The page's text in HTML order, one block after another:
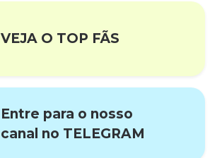
VEJA O TOP FÃS
Entre para o nosso
canal no TELEGRAM